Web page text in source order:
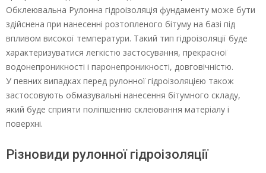
Обклеювальна Рулонна гідроізоляція фундаменту може бути
здійснена при нанесенні розтопленого бітуму на базі під
впливом високої температури. Такий тип гідроізоляції буде
характеризуватися легкістю застосування, прекрасної
водонепроникності і паронепроникності, довговічністю.
У певних випадках перед рулонної гідроізоляцією також
застосовують обмазувальні нанесення бітумного складу,
який буде сприяти поліпшенню склеювання матеріалу і
поверхні.
Різновиди рулонної гідроізоляції